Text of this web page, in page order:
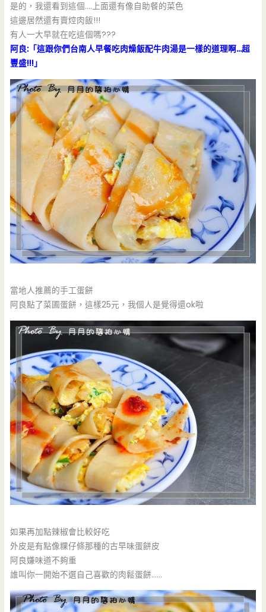
是的，我還看到這個….上面還有像自助餐的菜色
這邊居然還有賣焢肉飯!!!
有人一大早就在吃這個嗎???
阿良:「這跟你們台南人早餐吃肉燥飯配牛肉湯是一樣的道理啊…超
豐盛!!!」
當地人推薦的手工蛋餅
阿良點了菜圃蛋餅，這樣25元，我個人是覺得還ok啦
如果再加點辣椒會比較好吃
外皮是有點像粿仔條那種的古早味蛋餅皮
阿良嫌味道不夠重
誰叫你一開始不選自己喜歡的肉鬆蛋餅……